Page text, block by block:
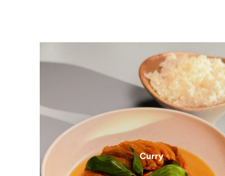
Curry